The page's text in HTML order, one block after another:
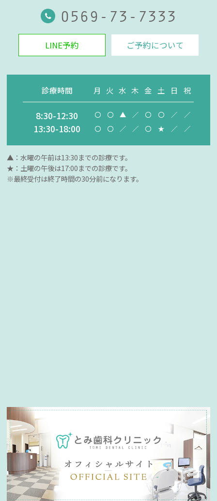
0569-73-7333
LINE予約 ご予約について
診療時間 月 火 水 木 金 土 日 祝
8:30-12:30 〇 〇 ▲ ／ 〇 〇 ／ ／
13:30-18:00 〇 〇 ／ ／ 〇 ★ ／ ／
▲：水曜の午前は13:30までの診療です。
★：土曜の午後は17:00までの診療です。
※最終受付は終了時間の30分前になります。